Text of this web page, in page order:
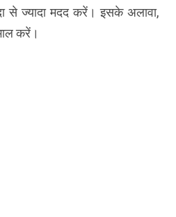
से ज्यादा मदद करें। इसके अलावा,
करें।